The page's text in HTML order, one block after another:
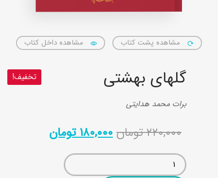
مشاهده پشت کتاب مشاهده داخل کتاب
تخفیف! گلهای بهشتی
برات محمد هدایتی
۲۲۰,۰۰۰تومان۱۸۰,۰۰۰تومان